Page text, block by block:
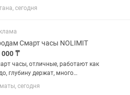
цвете. Модель с крутым
безелем, смотрится на
всё работает идеально
сегодня
Смарт часы NOLIMIT
000 ₸
часы, отличные, работают как
глубину держат, много
много функций,запасной
коробка все имеется
сегодня